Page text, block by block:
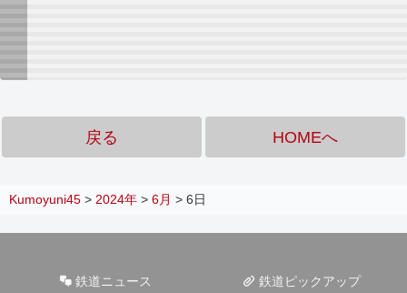
戻る HOMEへ
Kumoyuni45 > 2024年 > 6月 > 6日
鉄道ニュース 鉄道ピックアップ